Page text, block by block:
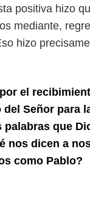
positiva hizo
mediante,
hizo
el
del Señor para
palabras que
nos dicen a
como Pablo?